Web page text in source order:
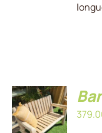
AJOUTER
AU
PANIER